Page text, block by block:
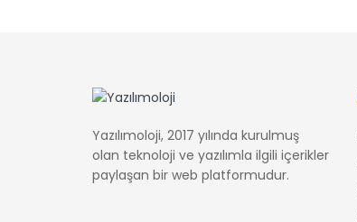
Yazılımoloji, 2017 yılında kurulmuş
olan teknoloji ve yazılımla ilgili içerikler
paylaşan bir web platformudur.